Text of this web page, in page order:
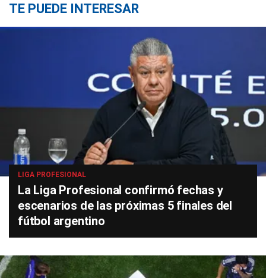
TE PUEDE INTERESAR
LIGA PROFESIONAL
La Liga Profesional confirmó fechas y
escenarios de las próximas 5 finales del
fútbol argentino